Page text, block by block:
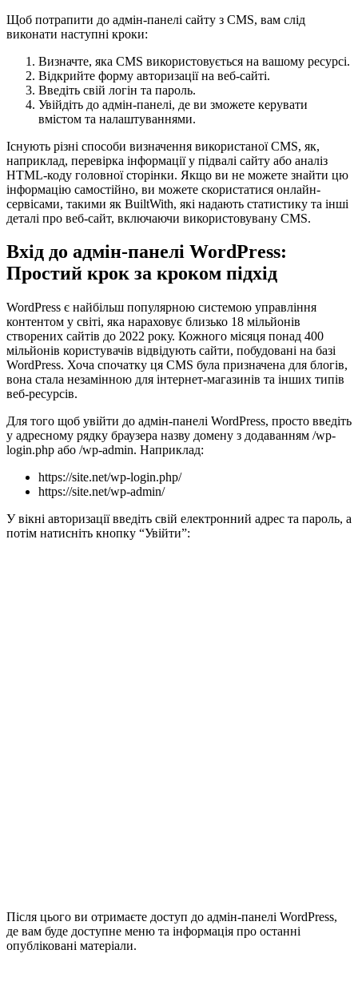
Щоб потрапити до адмін-панелі сайту з CMS, вам слід
виконати наступні кроки:
Визначте, яка CMS використовується на вашому ресурсі.
Відкрийте форму авторизації на веб-сайті.
Введіть свій логін та пароль.
Увійдіть до адмін-панелі, де ви зможете керувати
вмістом та налаштуваннями.
Існують різні способи визначення використаної CMS, як,
наприклад, перевірка інформації у підвалі сайту або аналіз
HTML-коду головної сторінки. Якщо ви не можете знайти цю
інформацію самостійно, ви можете скористатися онлайн-
сервісами, такими як BuiltWith, які надають статистику та інші
деталі про веб-сайт, включаючи використовувану CMS.
Вхід до адмін-панелі WordPress:
Простий крок за кроком підхід
WordPress є найбільш популярною системою управління
контентом у світі, яка нараховує близько 18 мільйонів
створених сайтів до 2022 року. Кожного місяця понад 400
мільйонів користувачів відвідують сайти, побудовані на базі
WordPress. Хоча спочатку ця CMS була призначена для блогів,
вона стала незамінною для інтернет-магазинів та інших типів
веб-ресурсів.
Для того щоб увійти до адмін-панелі WordPress, просто введіть
у адресному рядку браузера назву домену з додаванням /wp-
login.php або /wp-admin. Наприклад:
https://site.net/wp-login.php/
https://site.net/wp-admin/
У вікні авторизації введіть свій електронний адрес та пароль, а
потім натисніть кнопку “Увійти”:
Після цього ви отримаєте доступ до адмін-панелі WordPress,
де вам буде доступне меню та інформація про останні
опубліковані матеріали.